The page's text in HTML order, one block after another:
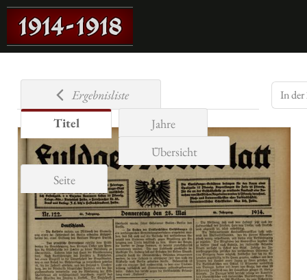
Ergebnisliste
Titel
Jahre
Übersicht
Seite